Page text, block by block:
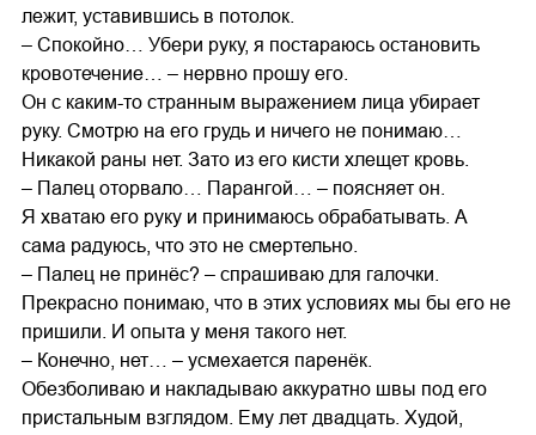
лежит, уставившись в потолок.
– Спокойно… Убери руку, я постараюсь остановить
кровотечение… – нервно прошу его.
Он с каким-то странным выражением лица убирает
руку. Смотрю на его грудь и ничего не понимаю…
Никакой раны нет. Зато из его кисти хлещет кровь.
– Палец оторвало… Парангой… – поясняет он.
Я хватаю его руку и принимаюсь обрабатывать. А
сама радуюсь, что это не смертельно.
– Палец не принёс? – спрашиваю для галочки.
Прекрасно понимаю, что в этих условиях мы бы его не
пришили. И опыта у меня такого нет.
– Конечно, нет… – усмехается паренёк.
Обезболиваю и накладываю аккуратно швы под его
пристальным взглядом. Ему лет двадцать. Худой,